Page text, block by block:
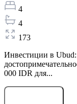
4
4
173
Инвестиции в
000 IDR для...